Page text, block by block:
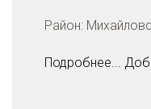
Район:
Подробнее...